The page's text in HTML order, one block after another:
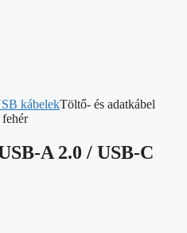
kábelekTöltő- és adatkábel
A 2.0 / USB-C